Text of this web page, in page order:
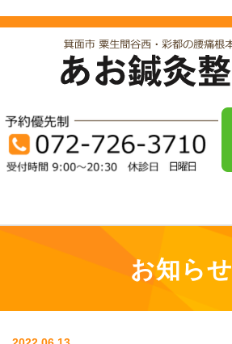
お知らせ